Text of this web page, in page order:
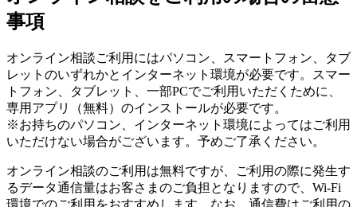
事項
オンライン相談ご利用にはパソコン、スマートフォン、タブ
レットのいずれかとインターネット環境が必要です。スマー
トフォン、タブレット、一部PCでご利用いただくために、
専用アプリ（無料）のインストールが必要です。
※お持ちのパソコン、インターネット環境によってはご利用
いただけない場合がございます。予めご了承ください。
オンライン相談のご利用は無料ですが、ご利用の際に発生す
るデータ通信量はお客さまのご負担となりますので、Wi-Fi
環境でのご利用をおすすめします。なお、通信費はご利用の